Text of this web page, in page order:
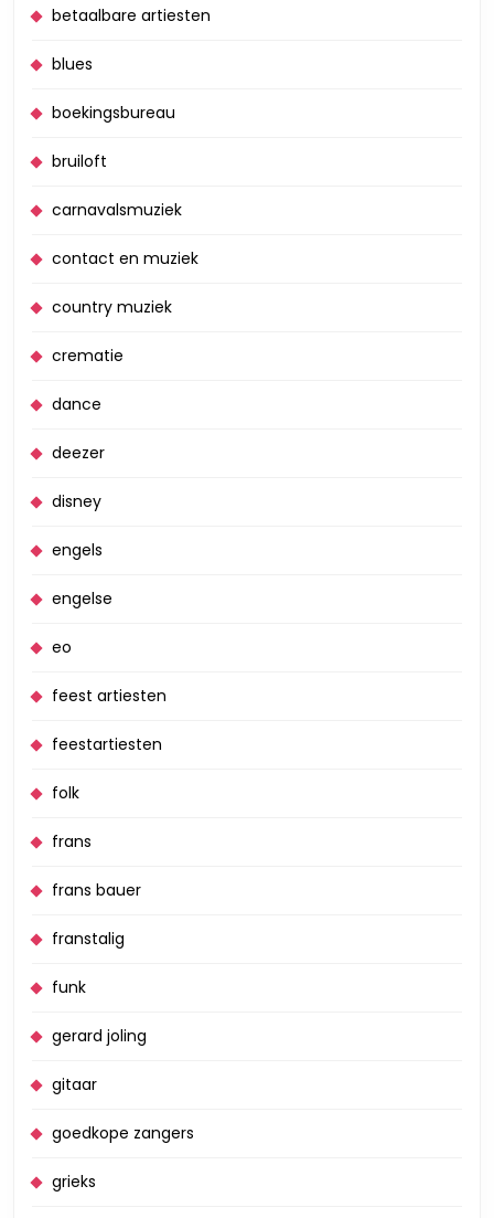
betaalbare artiesten
blues
boekingsbureau
bruiloft
carnavalsmuziek
contact en muziek
country muziek
crematie
dance
deezer
disney
engels
engelse
eo
feest artiesten
feestartiesten
folk
frans
frans bauer
franstalig
funk
gerard joling
gitaar
goedkope zangers
grieks